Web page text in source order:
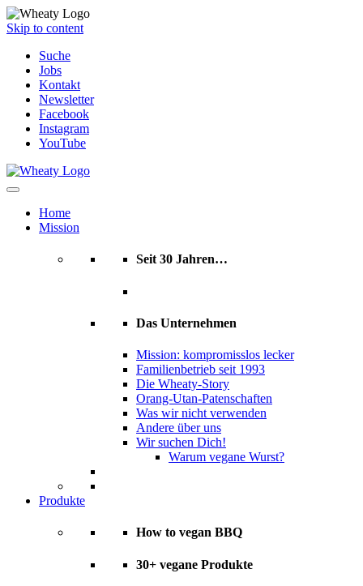
Skip to content
Suche
Jobs
Kontakt
Newsletter
Facebook
Instagram
YouTube
Home
Mission
Seit 30 Jahren…
Das Unternehmen
Mission: kompromisslos lecker
Familienbetrieb seit 1993
Die Wheaty-Story
Orang-Utan-Patenschaften
Was wir nicht verwenden
Andere über uns
Wir suchen Dich!
Warum vegane Wurst?
Produkte
How to vegan BBQ
30+ vegane Produkte